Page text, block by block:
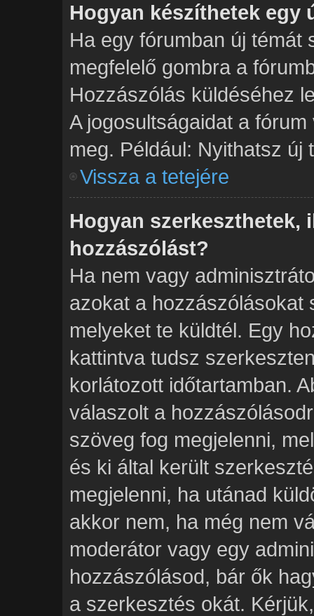
Hogyan készíthetek egy
Ha egy fórumban új témát
megfelelő gombra a
Hozzászólás küldéséhez
A jogosultságaidat a
meg. Például: Nyithatsz
Vissza a tetejére
Hogyan szerkeszthetek,
hozzászólást?
Ha nem vagy
azokat a hozzászólásokat
melyeket te küldtél. Egy
kattintva tudsz
korlátozott időtartamban.
válaszolt a
szöveg fog megjelenni,
és ki által került
megjelenni, ha utánad
akkor nem, ha még nem
moderátor vagy egy
hozzászólásod, bár ők
a szerkesztés okát.